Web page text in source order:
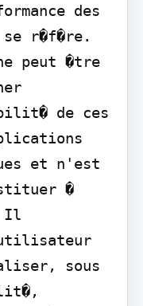
des
r�f�re.
peut �tre
de ces
et n'est
�
Il
utilisateur
sous